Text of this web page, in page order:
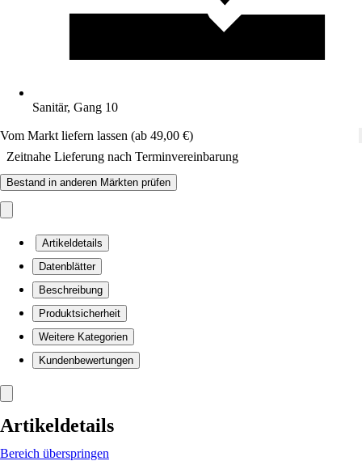
Sanitär, Gang 10
Vom Markt liefern lassen (ab 49,00 €)
Zeitnahe Lieferung nach Terminvereinbarung
Bestand in anderen Märkten prüfen
Artikeldetails
Datenblätter
Beschreibung
Produktsicherheit
Weitere Kategorien
Kundenbewertungen
Artikeldetails
Bereich überspringen